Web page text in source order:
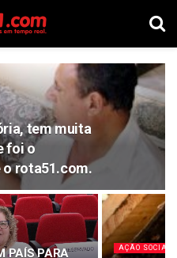
tem muita
foi o
o rota51.com.
PAÍS PARA
AÇÃO SOCIAL